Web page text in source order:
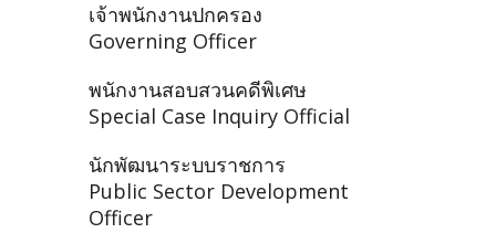
เจ้าพนักงานปกครอง
Governing Officer
พนักงานสอบสวนคดีพิเศษ
Special Case Inquiry Official
นักพัฒนาระบบราชการ
Public Sector Development
Officer